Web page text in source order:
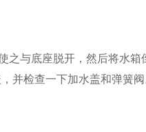
与底座脱开，然后将水箱
并检查一下加水盖和弹簧